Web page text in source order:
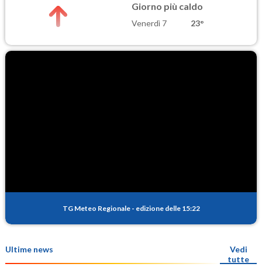
Giorno più caldo
Venerdì 7 23°
TG Meteo Regionale - edizione delle 15:22
Ultime news
Vedi
tutte